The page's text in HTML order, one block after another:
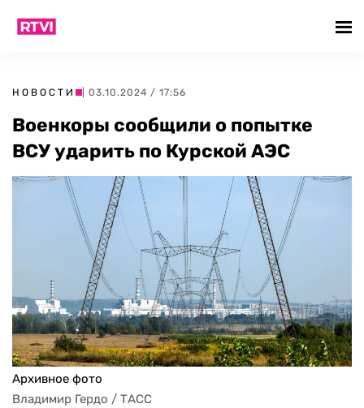
НОВОСТИ | 03.10.2024 / 17:56
Военкоры сообщили о попытке
ВСУ ударить по Курской АЭС
Архивное фото
Владимир Гердо / ТАСС